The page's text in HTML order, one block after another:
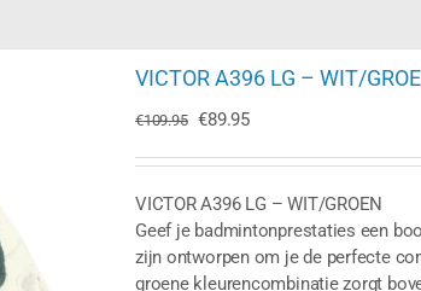
VICTOR A396 LG – WIT/
€109.95 Oorspronkelijke
was:
€109.95.
€89.95Huidige
is:
€89.95.
VICTOR A396 LG – WIT/GROEN
Geef je badmintonprestaties een
zijn ontworpen om je de perfecte
groene kleurencombinatie zorgt